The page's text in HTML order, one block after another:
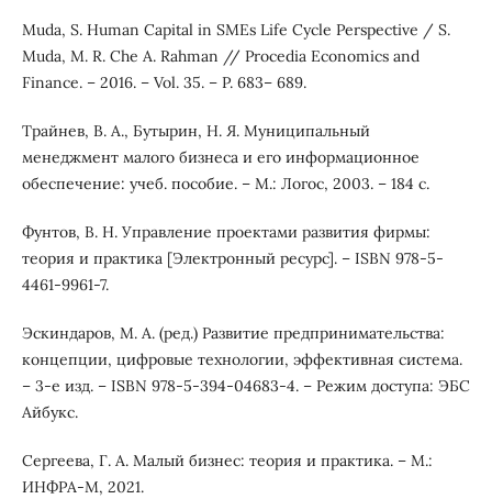
Muda, S. Human Capital in SMEs Life Cycle Perspective / S.
Muda, M. R. Che A. Rahman // Procedia Economics and
Finance. – 2016. – Vol. 35. – P. 683– 689.
Трайнев, В. А., Бутырин, Н. Я. Муниципальный
менеджмент малого бизнеса и его информационное
обеспечение: учеб. пособие. – М.: Логос, 2003. – 184 с.
Фунтов, В. Н. Управление проектами развития фирмы:
теория и практика [Электронный ресурс]. – ISBN 978-5-
4461-9961-7.
Эскиндаров, М. А. (ред.) Развитие предпринимательства:
концепции, цифровые технологии, эффективная система.
– 3-е изд. – ISBN 978-5-394-04683-4. – Режим доступа: ЭБС
Айбукс.
Сергеева, Г. А. Малый бизнес: теория и практика. – М.:
ИНФРА-М, 2021.